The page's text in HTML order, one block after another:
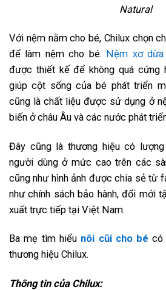
Natural
Với nệm nằm cho bé, Chilux chọn
để làm nệm cho bé. Nệm xơ dừa
được thiết kế để không quá cứng
giúp cột sống của bé phát triển
cũng là chất liệu được sử dụng ở
biến ở châu Âu và các nước phát
Đây cũng là thương hiệu có
người dùng ở mức cao trên các
cũng như hình ảnh được chia sẻ từ
như chính sách bảo hành, đổi mới
xuất trực tiếp tại Việt Nam.
Ba mẹ tìm hiểu nôi cũi cho bé có
thương hiệu Chilux.
Thông tin của Chilux: